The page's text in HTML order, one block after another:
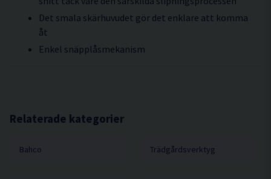
Det smala skärhuvudet gör det enklare att komma
åt
Enkel snäpplåsmekanism
Relaterade kategorier
Bahco Trädgårdsverktyg